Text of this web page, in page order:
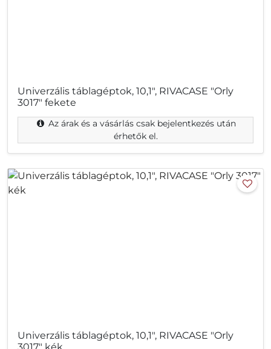
Univerzális táblagéptok, 10,1", RIVACASE "Orly
3017" fekete
Az árak és a vásárlás csak bejelentkezés után
érhetők el.
Univerzális táblagéptok, 10,1", RIVACASE "Orly